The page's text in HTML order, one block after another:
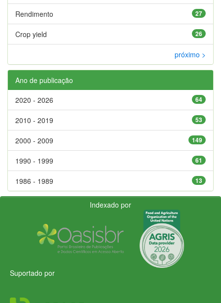
27
Rendimento
26
Crop yield
próximo >
Ano de publicação
64
2020 - 2026
53
2010 - 2019
149
2000 - 2009
61
1990 - 1999
13
1986 - 1989
Indexado por
Suportado por